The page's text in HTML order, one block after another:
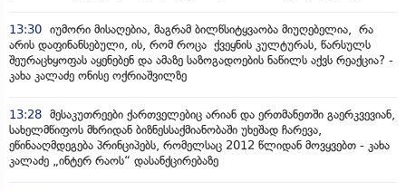
13:30 იუმორი მისაღებია, მაგრამ ბილწსიტყვაობა მიუღებელია, რა
არის დაფინანსებული, ის, რომ როცა ქვეყნის კულტურას, წარსულს
შეურაცხყოფას აყენებენ და ამაზე საზოგადოების ნაწილს აქვს რეაქცია? -
კახა კალაძე ონისე ოქრიაშვილზე
13:28 მესაკუთრეები ქართველებიც არიან და ერთმანეთში გაერკვევიან,
სახელმწიფოს მხრიდან ბიზნესსაქმიანობაში უხეშად ჩარევა,
ეწინააღმდეგება პრინციპებს, რომელსაც 2012 წლიდან მოვყვებთ - კახა
კალაძე „ინტერ რაოს“ დასანქცირებაზე